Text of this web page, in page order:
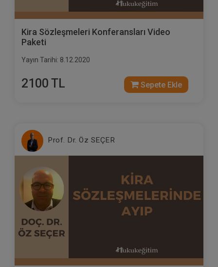
Kira Sözleşmeleri Konferansları Video
Paketi
Yayın Tarihi: 8.12.2020
2100 TL Sepete Ekle
Prof. Dr. Öz SEÇER